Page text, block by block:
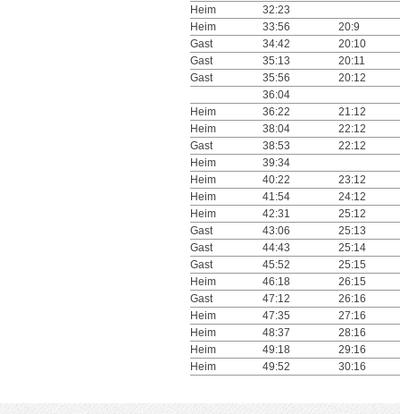
Heim
32:23
Heim
33:56
20:9
Gast
34:42
20:10
Gast
35:13
20:11
Gast
35:56
20:12
36:04
Heim
36:22
21:12
Heim
38:04
22:12
Gast
38:53
22:12
Heim
39:34
Heim
40:22
23:12
Heim
41:54
24:12
Heim
42:31
25:12
Gast
43:06
25:13
Gast
44:43
25:14
Gast
45:52
25:15
Heim
46:18
26:15
Gast
47:12
26:16
Heim
47:35
27:16
Heim
48:37
28:16
Heim
49:18
29:16
Heim
49:52 30:16